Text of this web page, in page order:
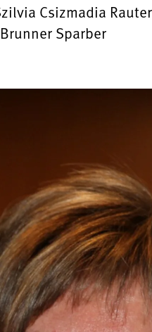
Csizmadia
Sparber